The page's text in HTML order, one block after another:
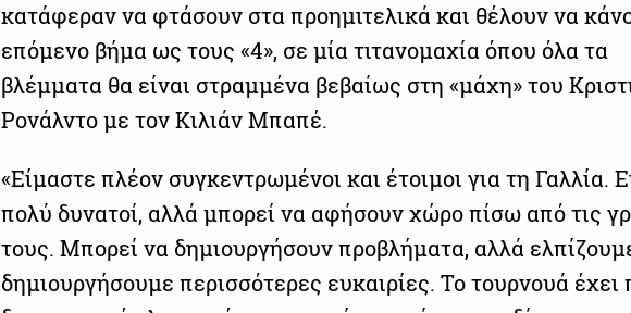
κατάφεραν να φτάσουν στα προημιτελικά και θέλουν να
επόμενο βήμα ως τους «4», σε μία τιτανομαχία όπου όλα τα
βλέμματα θα είναι στραμμένα βεβαίως στη «μάχη» του
Ρονάλντο με τον Κιλιάν Μπαπέ.
«Είμαστε πλέον συγκεντρωμένοι και έτοιμοι για τη Γαλλία.
πολύ δυνατοί, αλλά μπορεί να αφήσουν χώρο πίσω από τις
τους. Μπορεί να δημιουργήσουν προβλήματα, αλλά
δημιουργήσουμε περισσότερες ευκαιρίες. Το τουρνουά έχει